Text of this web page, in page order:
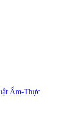
Ẩm-Thực